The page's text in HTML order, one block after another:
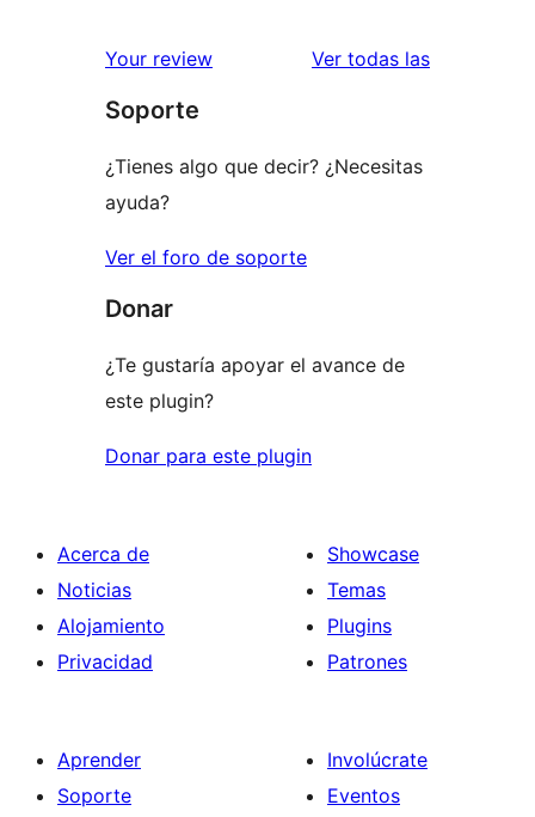
estrellas
de
estrellas
Your review Ver todas lasreseñas
Soporte
¿Tienes algo que decir? ¿Necesitas
ayuda?
Ver el foro de soporte
Donar
¿Te gustaría apoyar el avance de
este plugin?
Donar para este plugin
Acerca de
Noticias
Alojamiento
Privacidad
Showcase
Temas
Plugins
Patrones
Aprender
Soporte
Involúcrate
Eventos